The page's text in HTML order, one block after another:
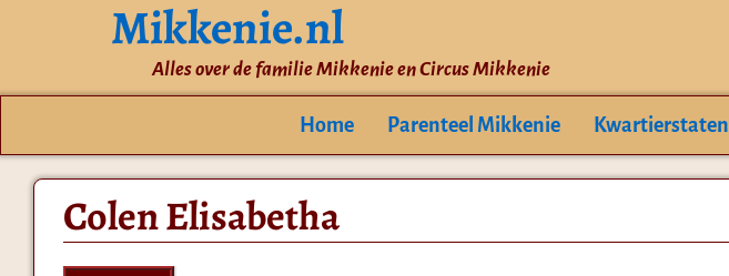
Mikkenie.nl
Alles over de familie Mikkenie en Circus Mikkenie
Home Parenteel Mikkenie Kwartierstaten
Colen Elisabetha